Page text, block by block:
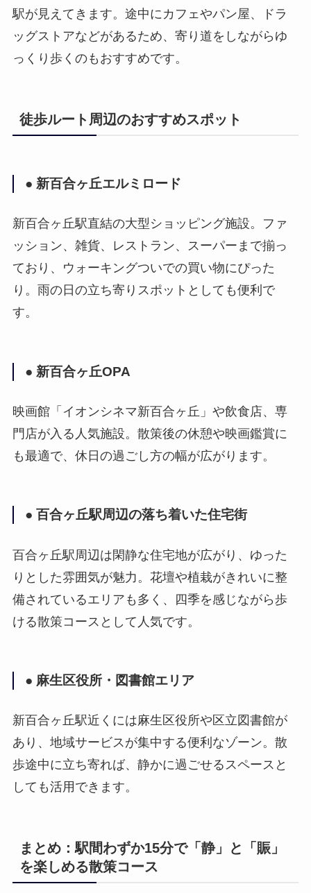
駅が見えてきます。途中にカフェやパン屋、ドラ
ッグストアなどがあるため、寄り道をしながらゆ
っくり歩くのもおすすめです。
徒歩ルート周辺のおすすめスポット
● 新百合ヶ丘エルミロード
新百合ヶ丘駅直結の大型ショッピング施設。ファ
ッション、雑貨、レストラン、スーパーまで揃っ
ており、ウォーキングついでの買い物にぴった
り。雨の日の立ち寄りスポットとしても便利で
す。
● 新百合ヶ丘OPA
映画館「イオンシネマ新百合ヶ丘」や飲食店、専
門店が入る人気施設。散策後の休憩や映画鑑賞に
も最適で、休日の過ごし方の幅が広がります。
● 百合ヶ丘駅周辺の落ち着いた住宅街
百合ヶ丘駅周辺は閑静な住宅地が広がり、ゆった
りとした雰囲気が魅力。花壇や植栽がきれいに整
備されているエリアも多く、四季を感じながら歩
ける散策コースとして人気です。
● 麻生区役所・図書館エリア
新百合ヶ丘駅近くには麻生区役所や区立図書館が
あり、地域サービスが集中する便利なゾーン。散
歩途中に立ち寄れば、静かに過ごせるスペースと
しても活用できます。
まとめ：駅間わずか15分で「静」と「賑」
を楽しめる散策コース